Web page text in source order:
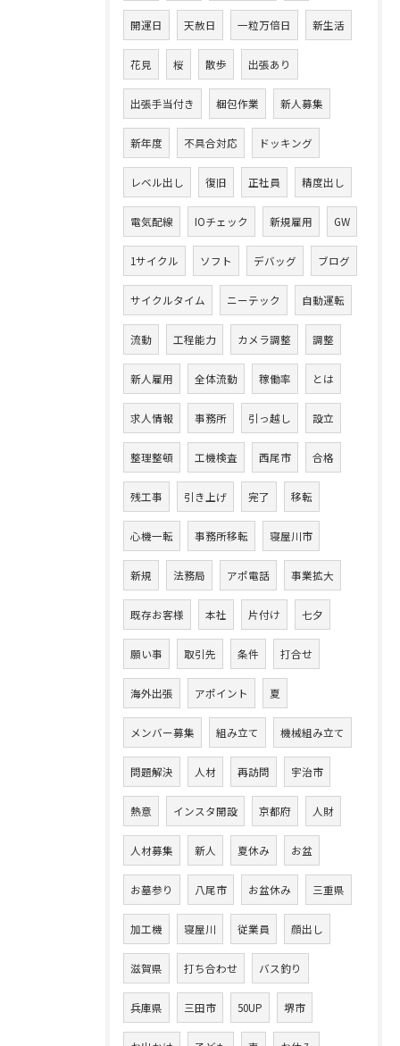
開運日 天赦日 一粒万倍日 新生活
花見 桜 散歩 出張あり
出張手当付き 梱包作業 新人募集
新年度 不具合対応 ドッキング
レベル出し 復旧 正社員 精度出し
電気配線 IOチェック 新規雇用 GW
1サイクル ソフト デバッグ ブログ
サイクルタイム ニーテック 自動運転
流動 工程能力 カメラ調整 調整
新人雇用 全体流動 稼働率 とは
求人情報 事務所 引っ越し 設立
整理整頓 工機検査 西尾市 合格
残工事 引き上げ 完了 移転
心機一転 事務所移転 寝屋川市
新規 法務局 アポ電話 事業拡大
既存お客様 本社 片付け 七夕
願い事 取引先 条件 打合せ
海外出張 アポイント 夏
メンバー募集 組み立て 機械組み立て
問題解決 人材 再訪問 宇治市
熱意 インスタ開設 京都府 人財
人材募集 新人 夏休み お盆
お墓参り 八尾市 お盆休み 三重県
加工機 寝屋川 従業員 顔出し
滋賀県 打ち合わせ バス釣り
兵庫県 三田市 50UP 堺市